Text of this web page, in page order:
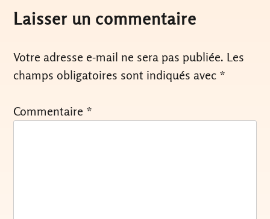
l’article
Laisser un commentaire
Votre adresse e-mail ne sera pas publiée. Les
champs obligatoires sont indiqués avec *
Commentaire *